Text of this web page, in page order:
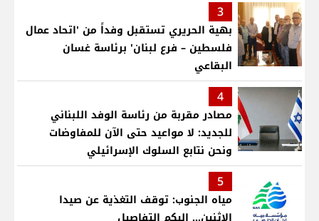
3
بهية الحريري تستقبل وفداً من 'اتحاد عمال
فلسطين – فرع لبنان' برئاسة غسان
البقاعي
4
مصادر مقربة من رئاسة الوفد اللبناني
للجديد: لا مواعيد حتى الآن للمفاوضات
ونحن نتابع السلوك الإسرائيلي
5
مياه الجنوب: توقف التغذية عن صيدا